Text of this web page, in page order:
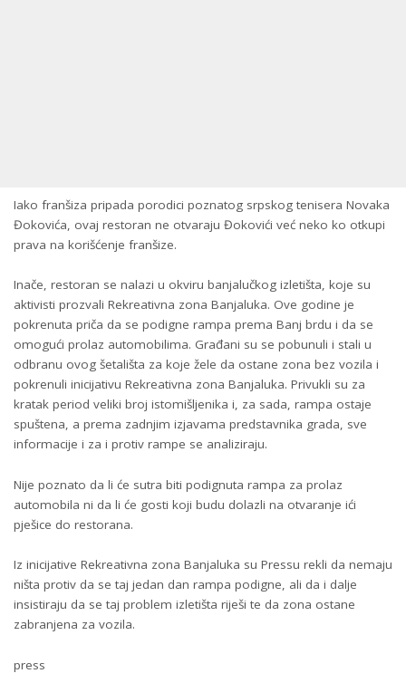
Iako franšiza pripada porodici poznatog srpskog tenisera Novaka
Đokovića, ovaj restoran ne otvaraju Đokovići već neko ko otkupi
prava na korišćenje franšize.
Inače, restoran se nalazi u okviru banjalučkog izletišta, koje su
aktivisti prozvali Rekreativna zona Banjaluka. Ove godine je
pokrenuta priča da se podigne rampa prema Banj brdu i da se
omogući prolaz automobilima. Građani su se pobunuli i stali u
odbranu ovog šetališta za koje žele da ostane zona bez vozila i
pokrenuli inicijativu Rekreativna zona Banjaluka. Privukli su za
kratak period veliki broj istomišljenika i, za sada, rampa ostaje
spuštena, a prema zadnjim izjavama predstavnika grada, sve
informacije i za i protiv rampe se analiziraju.
Nije poznato da li će sutra biti podignuta rampa za prolaz
automobila ni da li će gosti koji budu dolazli na otvaranje ići
pješice do restorana.
Iz inicijative Rekreativna zona Banjaluka su Pressu rekli da nemaju
ništa protiv da se taj jedan dan rampa podigne, ali da i dalje
insistiraju da se taj problem izletišta riješi te da zona ostane
zabranjena za vozila.
press